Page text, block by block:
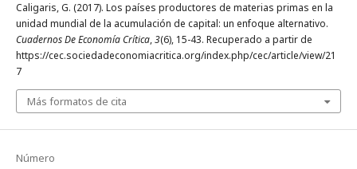
Caligaris, G. (2017). Los países productores de materias primas en la
unidad mundial de la acumulación de capital: un enfoque alternativo.
Cuadernos De Economía Crítica,3(6), 15-43. Recuperado a partir de
https://cec.sociedadeconomiacritica.org/index.php/cec/article/view/21
7
Más formatos de cita
Número